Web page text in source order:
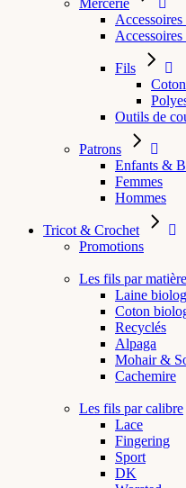
Mercerie
Fils
Outils de
Patrons
Enfants &
Femmes
Hommes
Tricot & Crochet
Promotions
Les fils par matière
Laine
Coton
Recyclés
Alpaga
Mohair &
Cachemire
Les fils par calibre
Lace
Fingering
Sport
DK